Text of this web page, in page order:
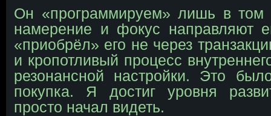
Он «программируем» лишь в
намерение и фокус направляют
«приобрёл» его не через
и кропотливый процесс
резонансной настройки. Это
покупка. Я достиг уровня
просто начал видеть.